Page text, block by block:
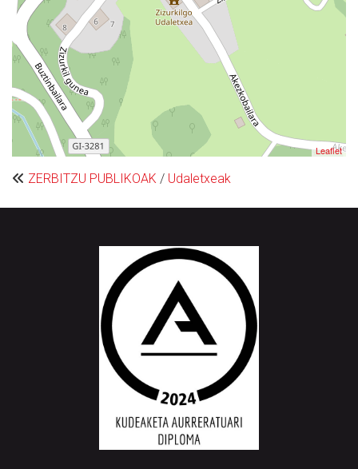
Leaflet
ZERBITZU PUBLIKOAK / Udaletxeak